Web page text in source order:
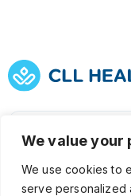
We value your
We use cookies to
serve personalized
Request
Join our